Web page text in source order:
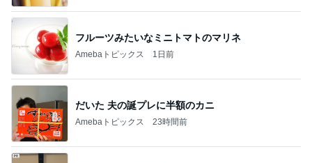
フルーツみたいなミニトマトのマリネ
Amebaトピックス 1日前
だいた 夫の誕プレに半額のカニ
Amebaトピックス 23時間前